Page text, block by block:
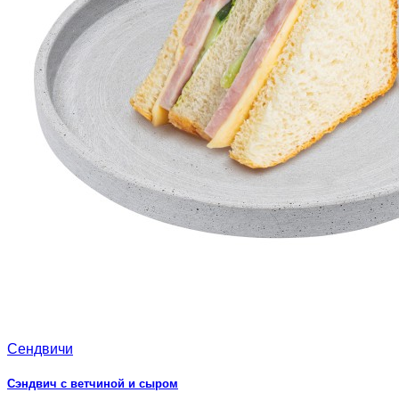
Сендвичи
Сэндвич с ветчиной и сыром